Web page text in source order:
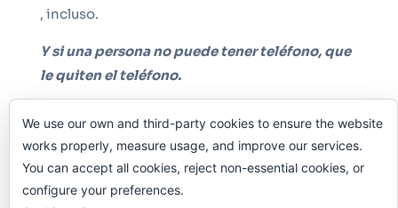
, incluso.
Y si una persona no puede tener teléfono, que
le quiten el teléfono.
We use our own and third-party cookies to ensure the website
works properly, measure usage, and improve our services.
You can accept all cookies, reject non-essential cookies, or
configure your preferences.